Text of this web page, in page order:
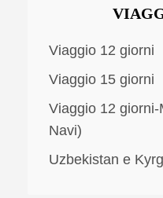
Viaggio 12 giorni
Viaggio 15 giorni
Viaggio 12
Navi)
Uzbekistan e